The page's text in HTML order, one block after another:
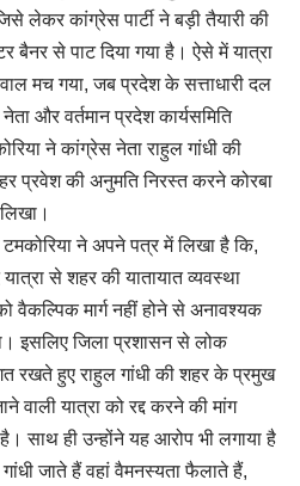
लेकर कांग्रेस पार्टी ने बड़ी तैयारी की
बैनर से पाट दिया गया है। ऐसे में यात्रा
मच गया, जब प्रदेश के सत्ताधारी दल
और वर्तमान प्रदेश कार्यसमिति
ने कांग्रेस नेता राहुल गांधी की
प्रवेश की अनुमति निरस्त करने कोरबा
टमकोरिया ने अपने पत्र में लिखा है कि,
से शहर की यातायात व्यवस्था
वैकल्पिक मार्ग नहीं होने से अनावश्यक
इसलिए जिला प्रशासन से लोक
रखते हुए राहुल गांधी की शहर के प्रमुख
वाली यात्रा को रद्द करने की मांग
साथ ही उन्होंने यह आरोप भी लगाया है
जाते हैं वहां वैमनस्यता फैलाते हैं,